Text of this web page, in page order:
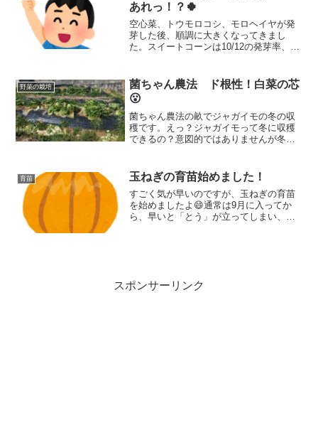
あれっ！？🍀
空心菜、トウモロコシ、モロヘイヤが発
芽した後、順調に大きくなってきまし
た。スイートコーンは10/12の発芽率、空
は確保できそうです。その中で四つ葉の
空心菜がありましたよ。
野菜の栽培
菌ちゃん農法 ド根性！白菜の芯
😮
菌ちゃん農法の畝でジャガイモの冬の収
穫です。えっ？ジャガイモって冬に収穫
できるの？意図的ではありませんが冬場
育苗 玉ねぎの育苗始めました！
すごく気が早いのですが、玉ねぎの育苗
を始めましたよ😄通常は9月に入ってか
ら、早いと「とう」が立ってしまい、遅
間で気になったことがあるので今回はそ
スポンサーリンク